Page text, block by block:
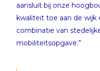
aansluit bij onze
kwaliteit toe aan de wijk
combinatie van
mobiliteitsopgave.”